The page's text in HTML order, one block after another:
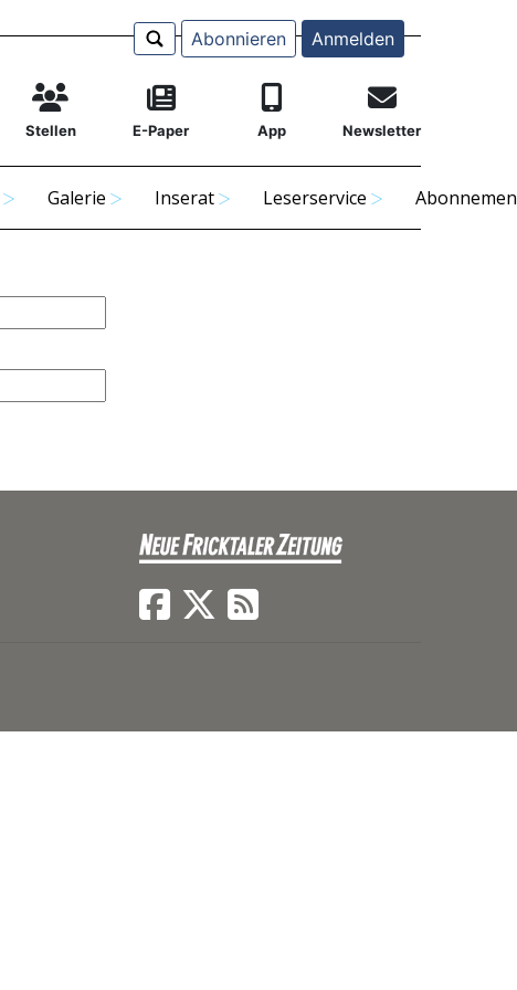
Abonnieren Anmelden
Stellen E-Paper App Newsletter
Galerie Inserat Leserservice